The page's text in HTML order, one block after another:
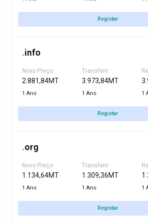
Registar
.info
Novo Preço
2.881,84MT
1 Ano
Transferir
3.973,84MT
1 Ano 1
Registar
.org
Novo Preço
1.134,64MT
1 Ano
Transferir
1.309,36MT
1 Ano 1
Registar